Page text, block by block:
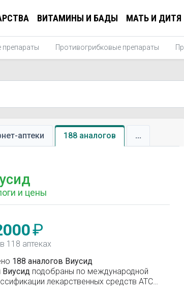
ВИТАМИНЫ И БАДЫ МАТЬ И ДИТЯ
препараты Противогрибковые препараты
аптеки 188 аналогов ...
и цены
₽
118 аптеках
188 аналогов Виусид
Виусидподобраны по международной
лекарственных средств АТС
химическая классификация).